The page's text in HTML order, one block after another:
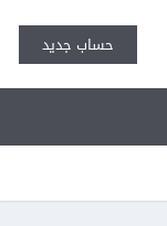
حساب جديد